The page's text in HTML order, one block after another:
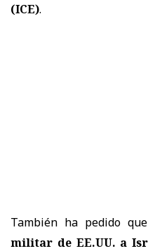
(ICE).
También ha pedido
militar de EE.UU. a